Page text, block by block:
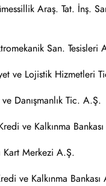
Araş. Tat. İnş.
San. Tesisleri
ve Lojistik Hizmetleri
Danışmanlık Tic. A.Ş.
ve Kalkınma
Kart Merkezi A.Ş.
ve Kalkınma Bankası